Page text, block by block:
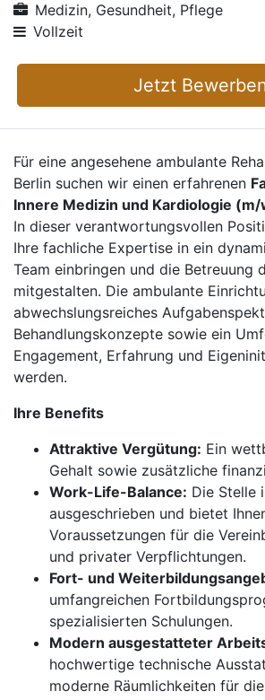
Medizin, Gesundheit, Pflege
Vollzeit
Jetzt
Für eine angesehene ambulante
Berlin suchen wir einen erfahrenen
Innere Medizin und Kardiologie
In dieser verantwortungsvollen
Ihre fachliche Expertise in ein
Team einbringen und die Betreuung
mitgestalten. Die ambulante
abwechslungsreiches
Behandlungskonzepte sowie ein
Engagement, Erfahrung und
werden.
Ihre Benefits
Attraktive Vergütung: Ein
Gehalt sowie zusätzliche
Work-Life-Balance: Die Stelle
ausgeschrieben und bietet
Voraussetzungen für die
und privater Verpflichtungen.
Fort- und
umfangreichen
spezialisierten Schulungen.
Modern ausgestatteter
hochwertige technische
moderne Räumlichkeiten für